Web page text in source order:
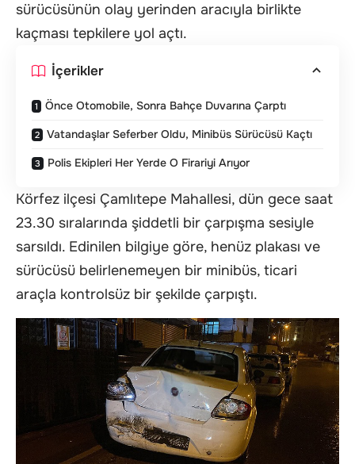
sürücüsünün olay yerinden aracıyla birlikte
kaçması tepkilere yol açtı.
İçerikler
Önce Otomobile, Sonra Bahçe Duvarına Çarptı
Vatandaşlar Seferber Oldu, Minibüs Sürücüsü Kaçtı
Polis Ekipleri Her Yerde O Firariyi Arıyor
Körfez ilçesi Çamlıtepe Mahallesi, dün gece saat
23.30 sıralarında şiddetli bir çarpışma sesiyle
sarsıldı. Edinilen bilgiye göre, henüz plakası ve
sürücüsü belirlenemeyen bir minibüs, ticari
araçla kontrolsüz bir şekilde çarpıştı.